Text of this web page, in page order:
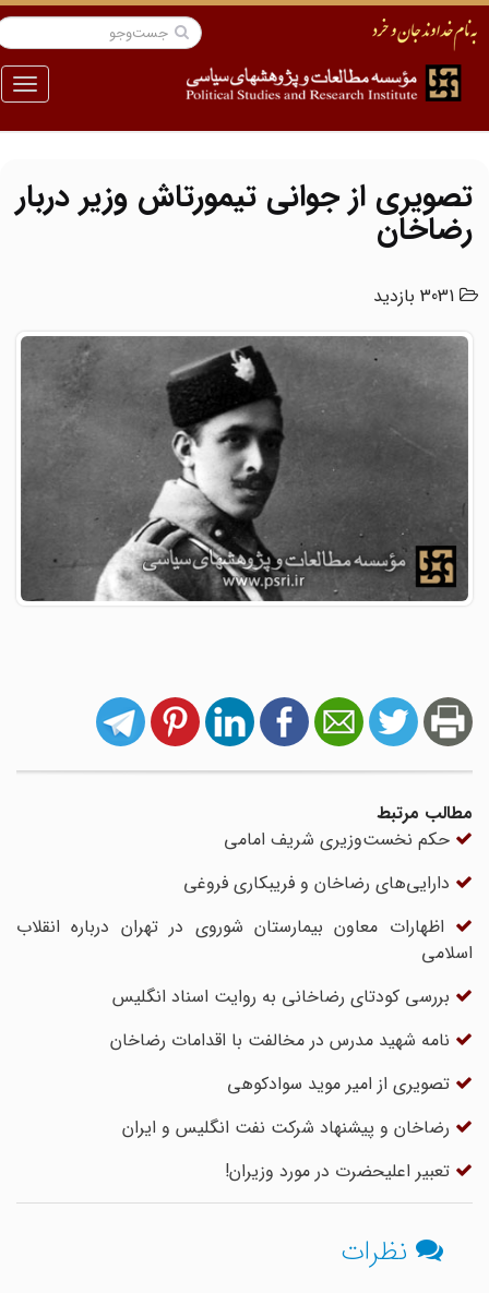
منو
تصویری از جوانی تیمورتاش وزیر دربار
رضاخان
3031 بازدید
مطالب مرتبط
حکم نخست‌وزیری شریف امامی
دارایی‌های رضاخان و فریبکاری فروغی
اظهارات معاون بیمارستان شوروى در تهران درباره انقلاب
اسلامی
بررسی کودتای رضاخانی به روایت اسناد انگلیس
نامه شهید مدرس در مخالفت با اقدامات رضاخان
تصویری از امیر موید سوادکوهی
رضاخان و پیشنهاد شرکت نفت انگلیس و ایران
تعبیر اعلیحضرت در مورد وزیران!
نظرات